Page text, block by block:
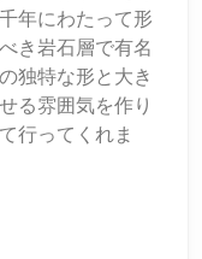
年にわたって形
き岩石層で有名
独特な形と大き
る雰囲気を作り
行ってくれま